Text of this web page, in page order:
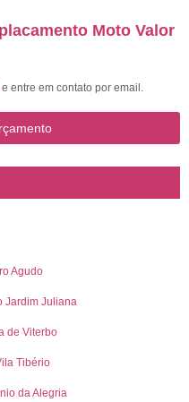
Moto Valor
e entre em contato por email.
Agudo
Jardim Juliana
de Viterbo
Tibério
da Alegria